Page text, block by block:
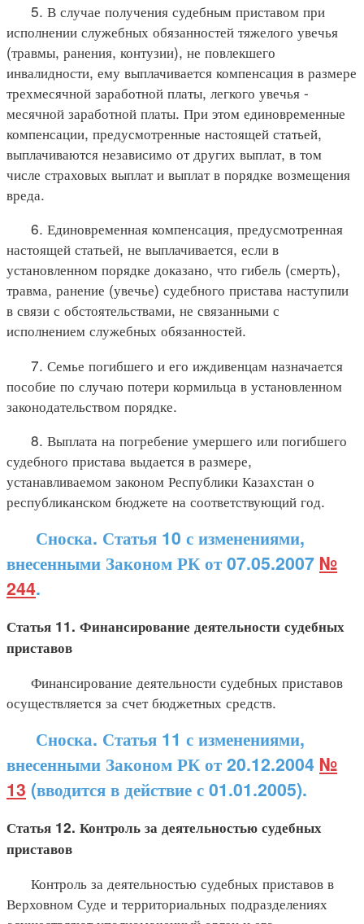
5. В случае получения судебным приставом при
исполнении служебных обязанностей тяжелого увечья
(травмы, ранения, контузии), не повлекшего
инвалидности, ему выплачивается компенсация в размере
трехмесячной заработной платы, легкого увечья -
месячной заработной платы. При этом единовременные
компенсации, предусмотренные настоящей статьей,
выплачиваются независимо от других выплат, в том
числе страховых выплат и выплат в порядке возмещения
вреда.
6. Единовременная компенсация, предусмотренная
настоящей статьей, не выплачивается, если в
установленном порядке доказано, что гибель (смерть),
травма, ранение (увечье) судебного пристава наступили
в связи с обстоятельствами, не связанными с
исполнением служебных обязанностей.
7. Семье погибшего и его иждивенцам назначается
пособие по случаю потери кормильца в установленном
законодательством порядке.
8. Выплата на погребение умершего или погибшего
судебного пристава выдается в размере,
устанавливаемом законом Республики Казахстан о
республиканском бюджете на соответствующий год.
Сноска. Статья 10 с изменениями,
внесенными Законом РК от 07.05.2007 №
244.
Статья 11. Финансирование деятельности судебных
приставов
Финансирование деятельности судебных приставов
осуществляется за счет бюджетных средств.
Сноска. Статья 11 с изменениями,
внесенными Законом РК от 20.12.2004 №
13 (вводится в действие с 01.01.2005).
Статья 12. Контроль за деятельностью судебных
приставов
Контроль за деятельностью судебных приставов в
Верховном Суде и территориальных подразделениях